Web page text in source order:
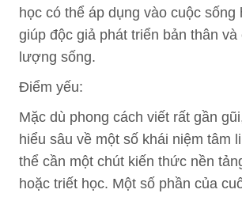
học có thể áp dụng vào cuộc sống
giúp độc giả phát triển bản thân và
lượng sống.
Điểm yếu:
Mặc dù phong cách viết rất gần
hiểu sâu về một số khái niệm tâm
thể cần một chút kiến thức nền
hoặc triết học. Một số phần của